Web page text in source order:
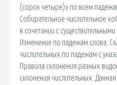
(сорок четыре)» по всем
Собирательное чис­ли­тель­ное
в соче­та­нии с
Изменение по падежам слова.
числительных по падежам с
Правила склонения разных
склонения числительных.